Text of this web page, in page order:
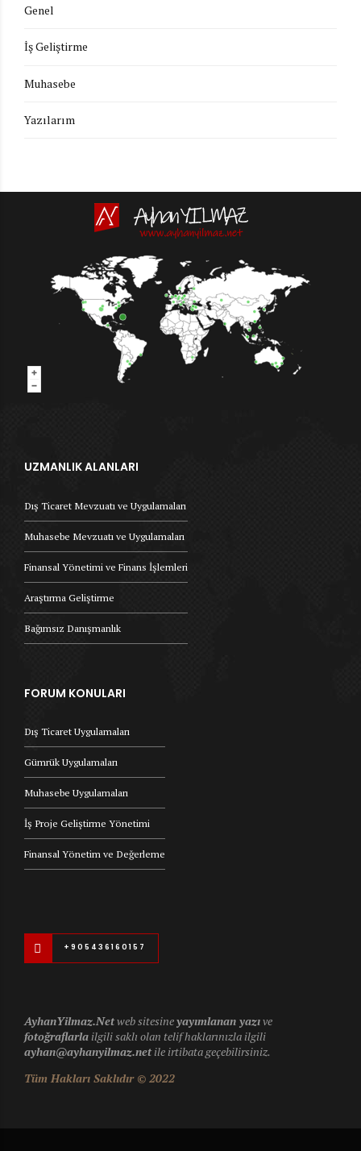
Genel
İş Geliştirme
Muhasebe
Yazılarım
UZMANLIK ALANLARI
Dış Ticaret Mevzuatı ve Uygulamaları
Muhasebe Mevzuatı ve Uygulamaları
Finansal Yönetimi ve Finans İşlemleri
Araştırma Geliştirme
Bağımsız Danışmanlık
FORUM KONULARI
Dış Ticaret Uygulamaları
Gümrük Uygulamaları
Muhasebe Uygulamaları
İş Proje Geliştirme Yönetimi
Finansal Yönetim ve Değerleme
+905436160157
AyhanYilmaz.Netweb sitesineyayımlanan yazıve
fotoğraflarla ilgili saklı olan telif haklarınızla ilgili
ayhan@ayhanyilmaz.netile irtibata geçebilirsiniz.
Tüm Hakları Saklıdır © 2022